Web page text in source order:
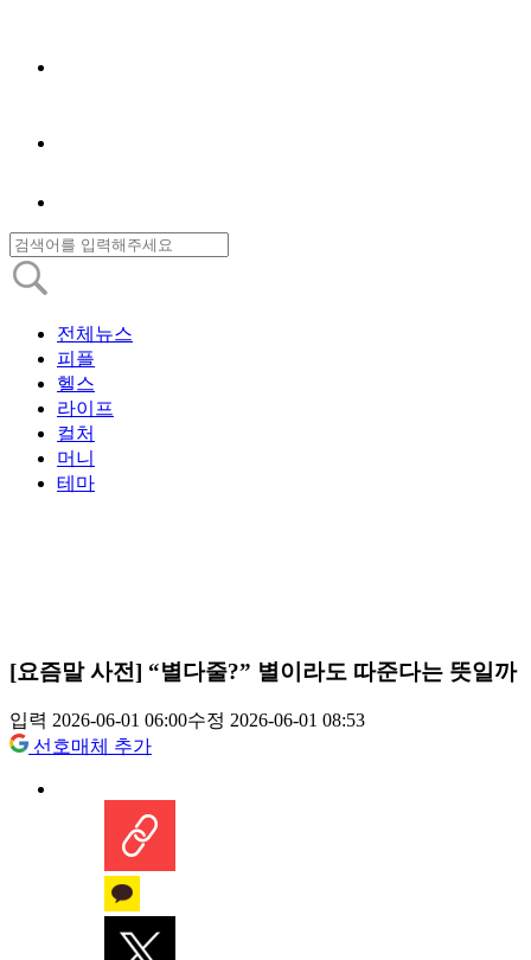
전체뉴스
피플
헬스
라이프
컬처
머니
테마
[요즘말 사전] “별다줄?” 별이라도 따준다는 뜻일까
입력 2026-06-01 06:00수정 2026-06-01 08:53
선호매체 추가